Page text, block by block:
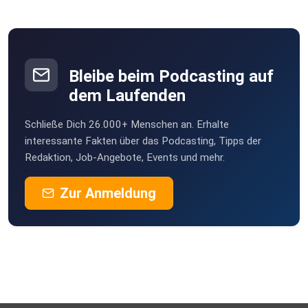
Weitere Hinweise und Links:
erhältlich unter Royalty-Free Musik
Produzent: Papa Matthias
Bleibe beim Podcasting auf
dem Laufenden
Schließe Dich 26.000+ Menschen an. Erhalte
interessante Fakten über das Podcasting, Tipps der
Redaktion, Job-Angebote, Events und mehr.
Zur Anmeldung